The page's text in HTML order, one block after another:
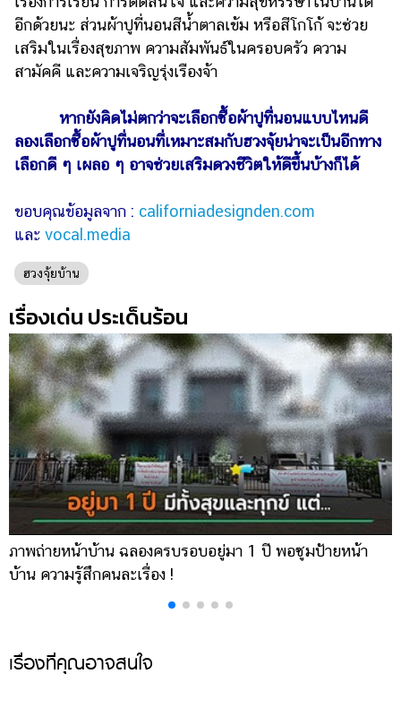
อีกด้วยนะ ส่วนผ้าปูที่นอนสีน้ำตาลเข้ม หรือสีโกโก้ จะช่วย
เสริมในเรื่องสุขภาพ ความสัมพันธ์ในครอบครัว ความ
สามัคคี และความเจริญรุ่งเรืองจ้า
หากยังคิดไม่ตกว่าจะเลือกซื้อผ้าปูที่นอนแบบไหนดี
ลองเลือกซื้อผ้าปูที่นอนที่เหมาะสมกับฮวงจุ้ยน่าจะเป็นอีกทาง
เลือกดี ๆ เผลอ ๆ อาจช่วยเสริมดวงชีวิตให้ดีขึ้นบ้างก็ได้
ขอบคุณข้อมูลจาก : californiadesignden.com
และ vocal.media
ฮวงจุ้ยบ้าน
เรื่องเด่น ประเด็นร้อน
ภาพถ่ายหน้าบ้าน ฉลองครบรอบอยู่มา 1 ปี พอซูมป้ายหน้า
บ้าน ความรู้สึกคนละเรื่อง !
เรื่องที่คุณอาจสนใจ